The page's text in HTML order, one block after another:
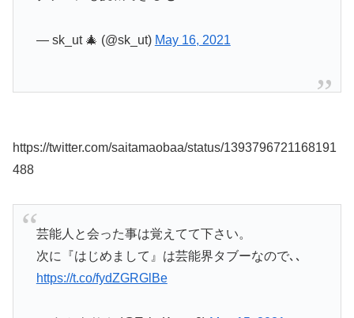
— sk_ut 🎄 (@sk_ut) May 16, 2021
https://twitter.com/saitamaobaa/status/1393796721168191
488
芸能人と会った事は覚えてて下さい。
次に『はじめまして』は芸能界タブーなので､､
https://t.co/fydZGRGlBe